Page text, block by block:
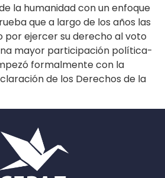
la humanidad con un enfoque
que a largo de los años las
por ejercer su derecho al voto
mayor participación política-
formalmente con la
de los Derechos de la